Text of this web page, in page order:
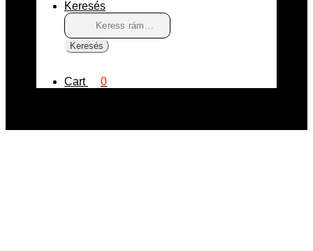
Keresés
Keresés
a
következőre:
Keresés
Cart 0